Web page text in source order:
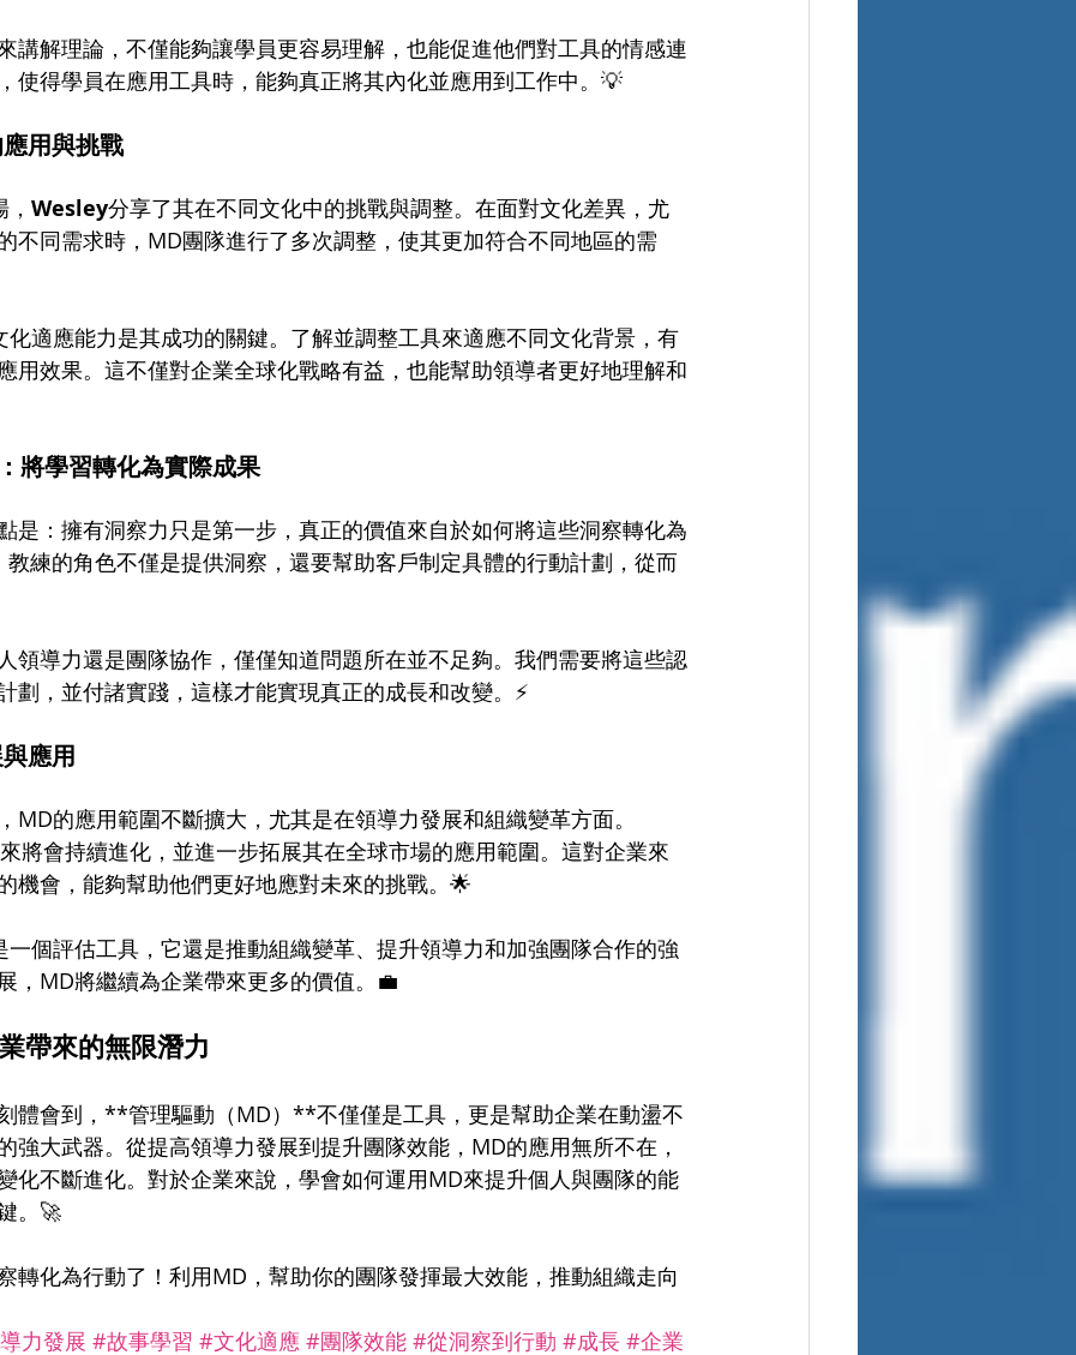
講解理論，不僅能夠讓學員更容易理解，也能促進他們對工具的情感連
使得學員在應用工具時，能夠真正將其內化並應用到工作中。💡
用與挑戰
Wesley分享了其在不同文化中的挑戰與調整。在面對文化差異，尤
不同需求時，MD團隊進行了多次調整，使其更加符合不同地區的需
化適應能力是其成功的關鍵。了解並調整工具來適應不同文化背景，有
用效果。這不僅對企業全球化戰略有益，也能幫助領導者更好地理解和
將學習轉化為實際成果
是：擁有洞察力只是第一步，真正的價值來自於如何將這些洞察轉化為
教練的角色不僅是提供洞察，還要幫助客戶制定具體的行動計劃，從而
領導力還是團隊協作，僅僅知道問題所在並不足夠。我們需要將這些認
劃，並付諸實踐，這樣才能實現真正的成長和改變。⚡
應用
MD的應用範圍不斷擴大，尤其是在領導力發展和組織變革方面。
將會持續進化，並進一步拓展其在全球市場的應用範圍。這對企業來
機會，能夠幫助他們更好地應對未來的挑戰。🌟
一個評估工具，它還是推動組織變革、提升領導力和加強團隊合作的強
，MD將繼續為企業帶來更多的價值。💼
帶來的無限潛力
體會到，**管理驅動（MD）**不僅僅是工具，更是幫助企業在動盪不
強大武器。從提高領導力發展到提升團隊效能，MD的應用無所不在，
化不斷進化。對於企業來說，學會如何運用MD來提升個人與團隊的能
。🚀
轉化為行動了！利用MD，幫助你的團隊發揮最大效能，推動組織走向
力發展 #故事學習 #文化適應 #團隊效能 #從洞察到行動 #成長 #企業